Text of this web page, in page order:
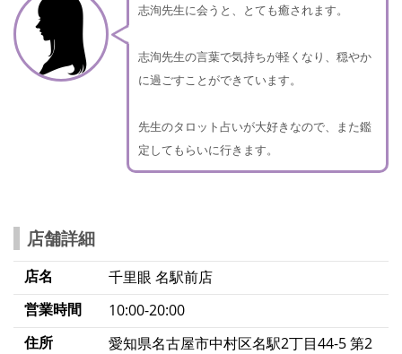
志洵先生に会うと、とても癒されます。
志洵先生の言葉で気持ちが軽くなり、穏やか
に過ごすことができています。
先生のタロット占いが大好きなので、また鑑
定してもらいに行きます。
店舗詳細
店名
千里眼 名駅前店
営業時間
10:00-20:00
住所
愛知県名古屋市中村区名駅2丁目44-5 第2